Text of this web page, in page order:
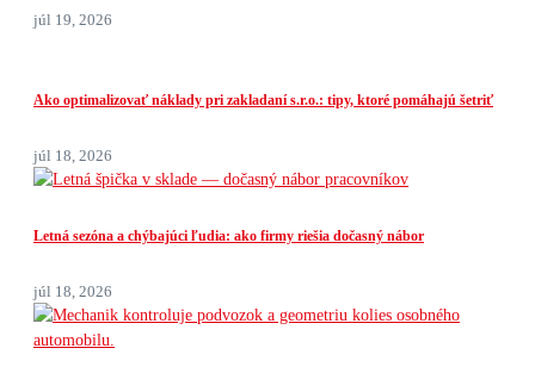
júl 19, 2026
Ako optimalizovať náklady pri zakladaní s.r.o.: tipy, ktoré pomáhajú šetriť
júl 18, 2026
Letná sezóna a chýbajúci ľudia: ako firmy riešia dočasný nábor
júl 18, 2026